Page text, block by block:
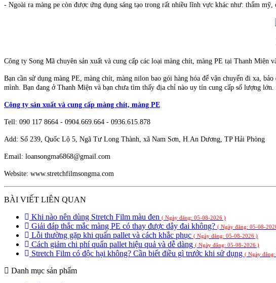
- Ngoài ra màng pe còn được ứng dụng sáng tạo trong rất nhiều lĩnh vực khác như: thẩm mỹ,
Công ty Song Mã chuyên sản xuất và cung cấp các loại màng chít, màng PE tại Thanh
Bạn cần sử dụng màng PE, màng chít, màng nilon bao gói hàng hóa để vận chuyển đi xa,
mình. Bạn đang ở Thanh Miện và bạn chưa tìm thấy địa chỉ nào uy tín cung cấp số lượng
Công ty sản xuất và cung cấp màng chít, màng PE
Tell: 090 117 8664 - 0904.669.664 - 0936.615.878
Add: Số 239, Quốc Lộ 5, Ngã Tư Long Thành, xã Nam Sơn, H.An Dương, TP Hải Phòng
Email: loansongma6868@gmail.com
Website: www.stretchfilmsongma.com
BÀI VIẾT LIÊN QUAN
Khi nào nên dùng Stretch Film màu đen ( Ngày đăng: 05-08-2026 )
Giải đáp thắc mắc màng PE có thay được dây đai không? ( Ngày đăng: 05-08-
Lỗi thường gặp khi quấn pallet và cách khắc phục ( Ngày đăng: 05-08-2026 )
Cách giảm chi phí quấn pallet hiệu quả và dễ dàng ( Ngày đăng: 05-08-2026 )
Stretch Film có độc hại không? Cần biết điều gì trước khi sử dụng ( Ngày
Danh mục sản phẩm